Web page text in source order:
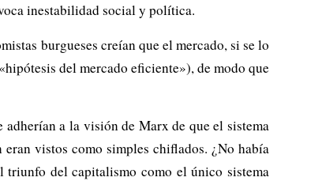
inestabilidad social y política.
burgueses creían que el mercado, si se lo
del mercado eficiente»), de modo que
a la visión de Marx de que el sistema
vistos como simples chiflados. ¿No había
triunfo del capitalismo como el único sistema